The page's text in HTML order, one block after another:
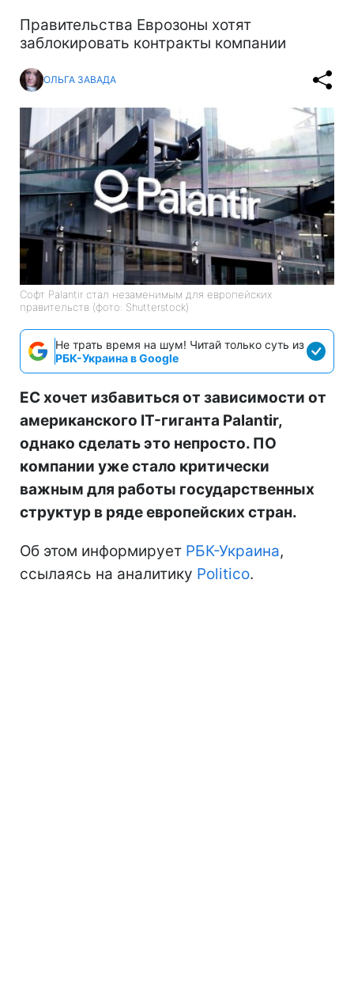
Правительства Еврозоны хотят
заблокировать контракты компании
ОЛЬГА ЗАВАДА
Софт Palantir стал незаменимым для европейских
правительств (фото: Shutterstock)
Не трать время на шум! Читай только суть из
РБК-Украина в Google
ЕС хочет избавиться от зависимости от
американского IT-гиганта Palantir,
однако сделать это непросто. ПО
компании уже стало критически
важным для работы государственных
структур в ряде европейских стран.
Об этом информирует РБК-Украина,
ссылаясь на аналитику Politico.